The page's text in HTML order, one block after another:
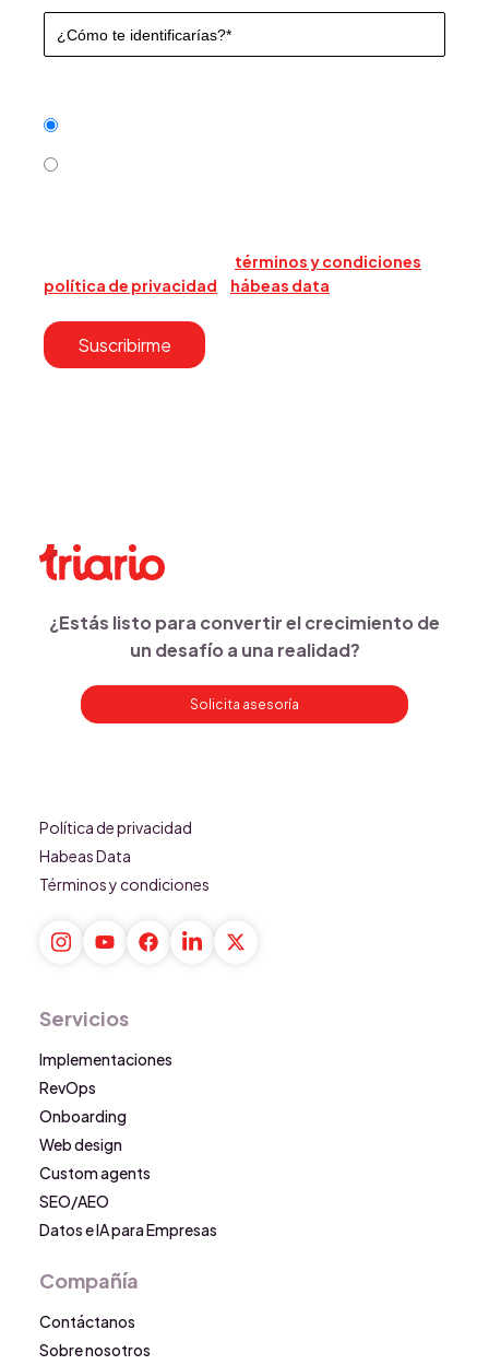
términos y condiciones
política de privacidad
hábeas data
¿Estás listo para convertir el crecimiento de
un desafío a una realidad?
Solicita asesoría
Política de privacidad
Habeas Data
Términos y condiciones
Servicios
Implementaciones
RevOps
Onboarding
Web design
Custom agents
SEO/AEO
Datos e IA para Empresas
Compañía
Contáctanos
Sobre nosotros